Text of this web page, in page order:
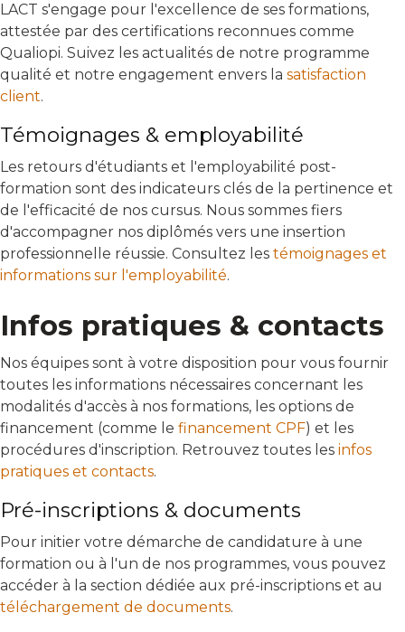
LACT s'engage pour l'excellence de ses formations,
attestée par des certifications reconnues comme
Qualiopi. Suivez les actualités de notre programme
qualité et notre engagement envers la satisfaction
client.
Témoignages & employabilité
Les retours d'étudiants et l'employabilité post-
formation sont des indicateurs clés de la pertinence et
de l'efficacité de nos cursus. Nous sommes fiers
d'accompagner nos diplômés vers une insertion
professionnelle réussie. Consultez les témoignages et
informations sur l'employabilité.
Infos pratiques & contacts
Nos équipes sont à votre disposition pour vous fournir
toutes les informations nécessaires concernant les
modalités d'accès à nos formations, les options de
financement (comme le financement CPF) et les
procédures d'inscription. Retrouvez toutes les infos
pratiques et contacts.
Pré-inscriptions & documents
Pour initier votre démarche de candidature à une
formation ou à l'un de nos programmes, vous pouvez
accéder à la section dédiée aux pré-inscriptions et au
téléchargement de documents.